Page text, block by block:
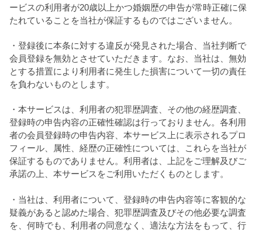
ービスの利用者が20歳以上かつ婚姻歴の申告が常時正確に保
たれていることを当社が保証するものではございません。
・登録後に本条に対する違反が発見された場合、当社判断で
会員登録を無効とさせていただきます。なお、当社は、無効
とする措置により利用者に発生した損害について一切の責任
を負わないものとします。
・本サービスは、利用者の犯罪歴調査、その他の経歴調査、
登録時の申告内容の正確性確認は行っておりません。各利用
者の会員登録時の申告内容、本サービス上に表示されるプロ
フィール、属性、経歴の正確性については、これらを当社が
保証するものでありません。利用者は、上記をご理解及びご
承諾の上、本サービスをご利用いただくものとします。
・当社は、利用者について、登録時の申告内容等に客観的な
疑義があると認めた場合、犯罪歴調査及びその他必要な調査
を、何時でも、利用者の同意なく、適法な方法をもって、行